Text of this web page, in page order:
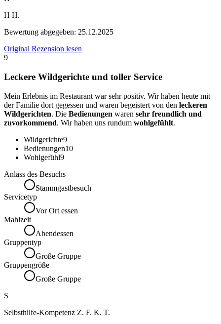
H H.
Bewertung abgegeben: 25.12.2025
Original Rezension lesen
9
Leckere Wildgerichte und toller Service
Mein Erlebnis im Restaurant war sehr positiv. Wir haben heute mit
der Familie dort gegessen und waren begeistert von den leckeren
Wildgerichten. Die Bedienungen waren sehr freundlich und
zuvorkommend. Wir haben uns rundum wohlgefühlt.
Wildgerichte9
Bedienungen10
Wohlgefühl9
Anlass des Besuchs
Stammgastbesuch
Servicetyp
Vor Ort essen
Mahlzeit
Abendessen
Gruppentyp
Große Gruppe
Gruppengröße
Große Gruppe
S
Selbsthilfe-Kompetenz Z. F. K. T.